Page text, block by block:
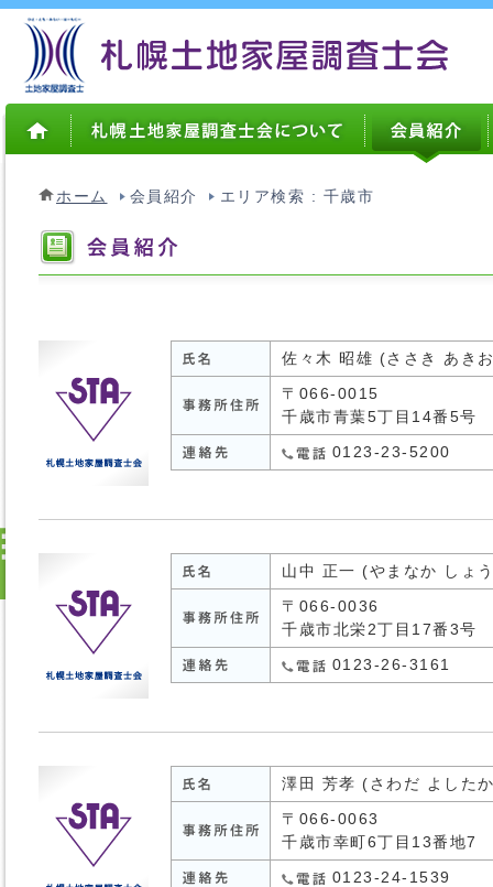
ホーム 会員紹介 エリア検索 : 千歳市
佐々木 昭雄 (ささき あき
〒066-0015
千歳市青葉5丁目14番5号
0123-23-5200
山中 正一 (やまなか しょ
〒066-0036
千歳市北栄2丁目17番3号
0123-26-3161
澤田 芳孝 (さわだ よした
〒066-0063
千歳市幸町6丁目13番地7
0123-24-1539